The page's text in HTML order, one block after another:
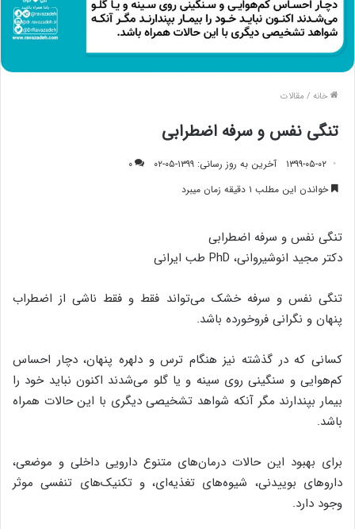
خانه / مقالات
تنگی نفس و سرفه اضطرابی
۱۳۹۹-۰۵-۰۲ آخرین به روز رسانی: ۱۳۹۹-۰۵-۰۲
۰
خواندن این مطلب ۱ دقیقه زمان میبرد
تنگی نفس و سرفه اضطرابی
دکتر مجید انوشیروانی، PhD طب ایرانی
تنگی نفس و سرفه خشک می‌تواند فقط و فقط ناشی از اضطراب
پنهان و نگرانی فروخورده باشد.
کسانی که در گذشته نیز هنگام ترس و دلهره پنهان، دچار احساس
کم‌هوایی و سنگینی روی سینه و یا گلو می‌شدند اکنون نباید خود را
بیمار بپندارند مگر آنکه شواهد تشخیصی دیگری با این حالات همراه
باشد.
برای بهبود این حالات درمان‌های متنوع دارویی داخلی و موضعی،
داروهای بوییدنی، شیوه‌های تغذیه‌ای، و تکنیک‌های تنفسی موثر
وجود دارد.